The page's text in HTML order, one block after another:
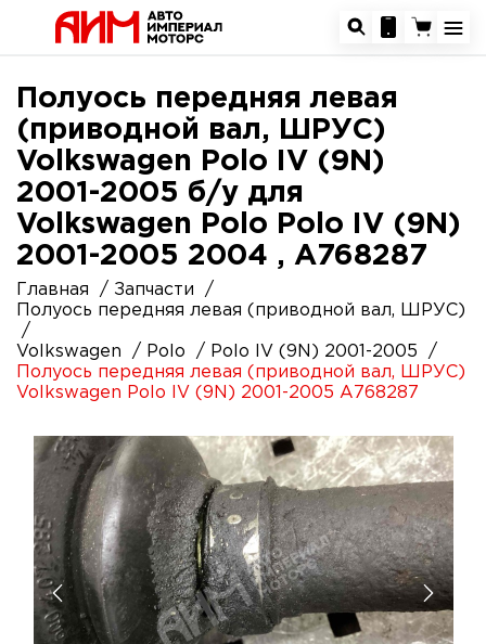
Полуось передняя левая
(приводной вал, ШРУС)
Volkswagen Polo IV (9N)
2001-2005 б/у для
Volkswagen Polo Polo IV (9N)
2001-2005 2004 , A768287
Главная
Запчасти
Полуось передняя левая (приводной вал, ШРУС)
Volkswagen Polo
Polo IV (9N) 2001-2005
Полуось передняя левая (приводной вал, ШРУС)
Volkswagen Polo IV (9N) 2001-2005 A768287